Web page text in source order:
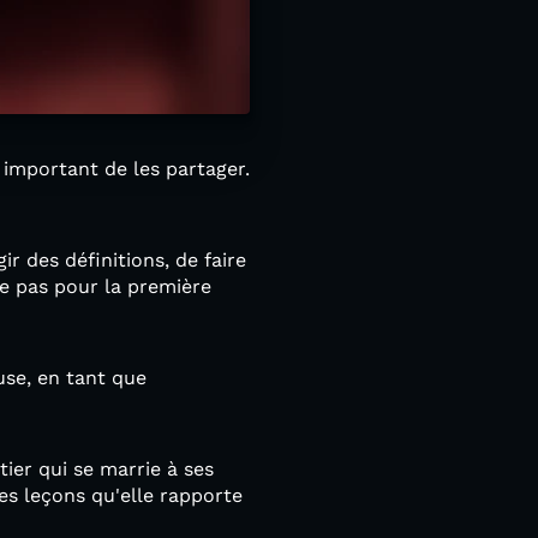
de les partager.
des définitions, de faire
pas pour la première
en tant que
qui se marrie à ses
leçons qu'elle rapporte